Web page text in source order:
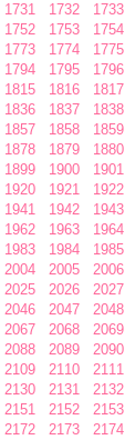
1731 1732 1733
1752 1753 1754
1773 1774 1775
1794 1795 1796
1815 1816 1817
1836 1837 1838
1857 1858 1859
1878 1879 1880
1899 1900 1901
1920 1921 1922
1941 1942 1943
1962 1963 1964
1983 1984 1985
2004 2005 2006
2025 2026 2027
2046 2047 2048
2067 2068 2069
2088 2089 2090
2109 2110 2111
2130 2131 2132
2151 2152 2153
2172 2173 2174